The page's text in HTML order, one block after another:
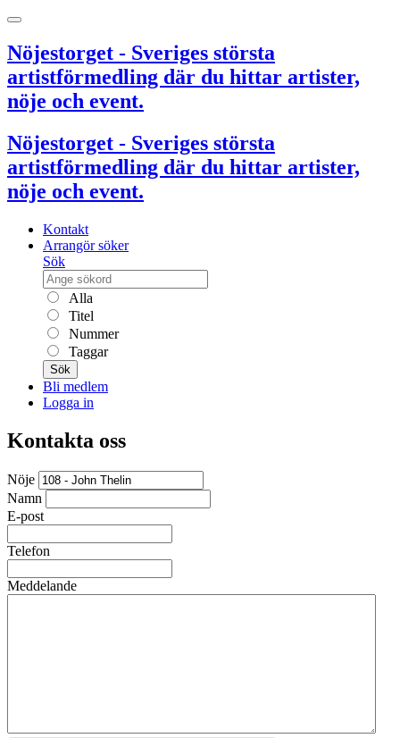
Nöjestorget - Sveriges största
artistförmedling där du hittar artister,
nöje och event.
Nöjestorget - Sveriges största
artistförmedling där du hittar artister,
nöje och event.
Kontakt
Arrangör söker
Sök
Alla
Titel
Nummer
Taggar
Sök
Bli medlem
Logga in
Kontakta oss
Nöje
Namn
E-post
Telefon
Meddelande